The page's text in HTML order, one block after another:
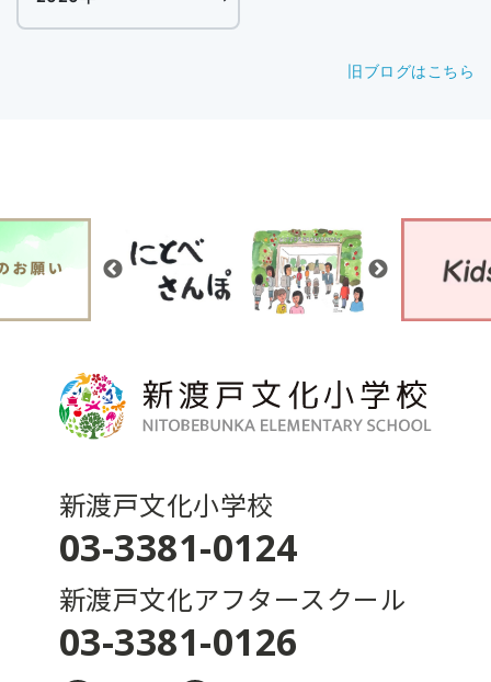
旧ブログはこちら
新渡戸文化小学校
03-3381-0124
新渡戸文化アフタースクール
03-3381-0126